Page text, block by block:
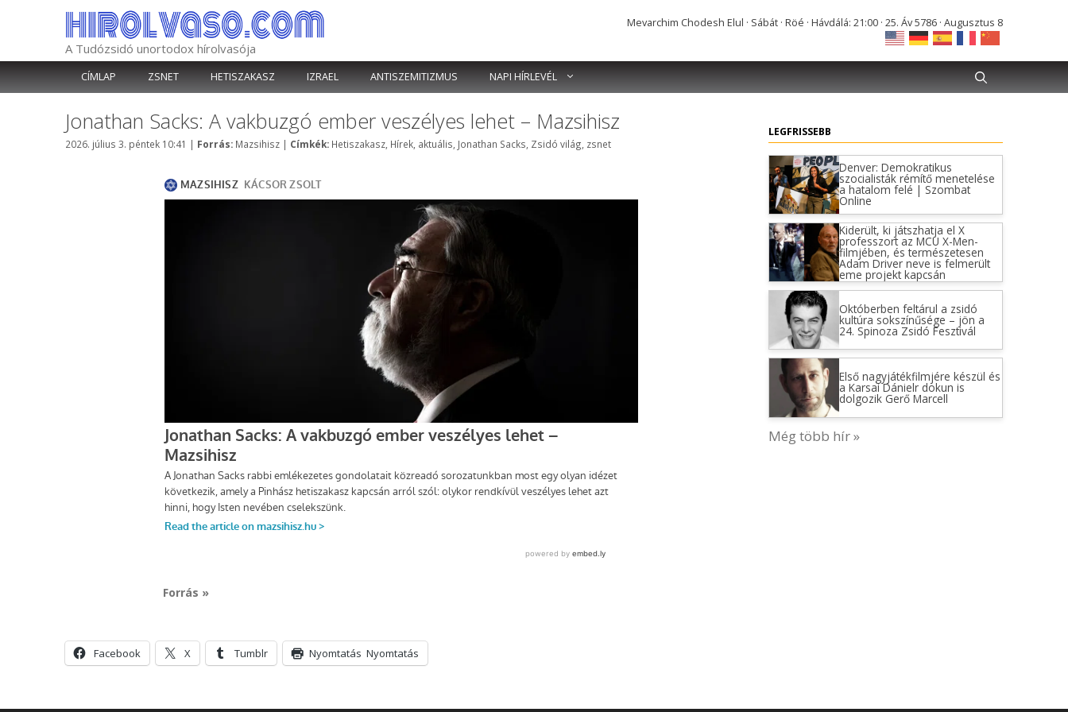
A Tudózsidó unortodox hírolvasója
Mevarchim Chodesh Elul · Sábát · Röé · Hávdálá: 21:00 · 25. Áv 5786 · Augusztus 8
CÍMLAP ZSNET HETISZAKASZ IZRAEL ANTISZEMITIZMUS NAPI HÍRLEVÉL
Jonathan Sacks: A vakbuzgó ember veszélyes lehet – Mazsihisz
2026. július 3. péntek 10:41 | Forrás: Kategória
Mazsihisz | Címkék: Címkék
Hetiszakasz Hírek, aktuális Jonathan Sacks Zsidó világ zsnet
Forrás »
Facebook X Tumblr Nyomtatás Nyomtatás
LEGFRISSEBB
Denver: Demokratikus
szocialisták rémítő menetelése
a hatalom felé | Szombat
Online
Kiderült, ki játszhatja el X
professzort az MCU X-Men-
filmjében, és természetesen
Adam Driver neve is felmerült
eme projekt kapcsán
Októberben feltárul a zsidó
kultúra sokszínűsége – jön a
24. Spinoza Zsidó Fesztivál
Első nagyjátékfilmjére készül és
a Karsai Dánielr dokun is
dolgozik Gerő Marcell
Még több hír »